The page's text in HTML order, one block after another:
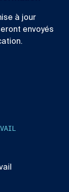
à jour
envoyés